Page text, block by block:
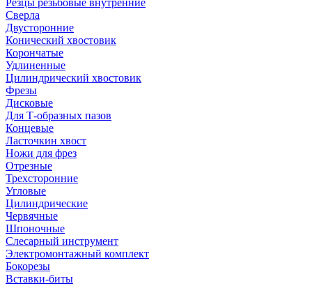
Резцы резьбовые внутренние
Сверла
Двусторонние
Конический хвостовик
Корончатые
Удлиненные
Цилиндрический хвостовик
Фрезы
Дисковые
Для Т-образных пазов
Концевые
Ласточкин хвост
Ножи для фрез
Отрезные
Трехсторонние
Угловые
Цилиндрические
Червячные
Шпоночные
Слесарный инструмент
Электромонтажный комплект
Бокорезы
Вставки-биты